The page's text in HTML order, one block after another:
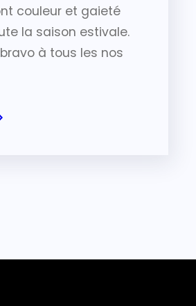
couleur et gaieté
la saison estivale.
à tous les nos